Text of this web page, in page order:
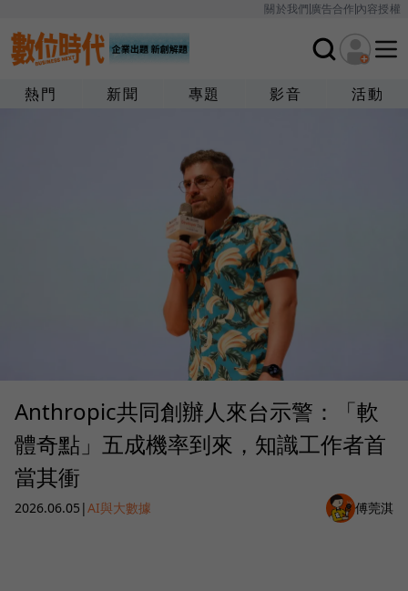
關於我們廣告合作內容授權
熱門 新聞 專題 影音 活動
Anthropic共同創辦人來台示警：「軟
體奇點」五成機率到來，知識工作者首
當其衝
2026.06.05 |AI與大數據 傅莞淇